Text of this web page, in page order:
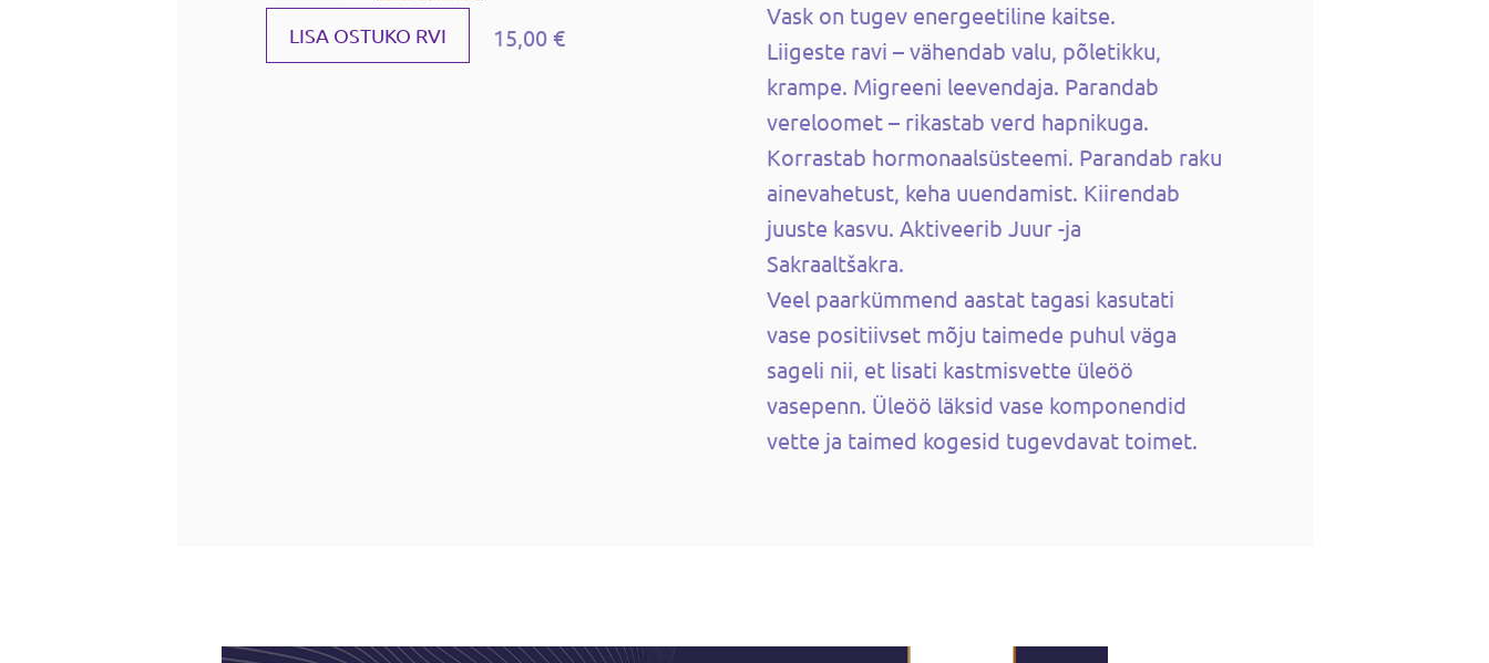
LISA OSTUKO RVI 15,00 €
Vask on tugev energeetiline kaitse.
Liigeste ravi – vähendab valu, põletikku,
krampe. Migreeni leevendaja. Parandab
vereloomet – rikastab verd hapnikuga.
Korrastab hormonaalsüsteemi. Parandab raku
ainevahetust, keha uuendamist. Kiirendab
juuste kasvu. Aktiveerib Juur -ja
Sakraaltšakra.
Veel paarkümmend aastat tagasi kasutati
vase positiivset mõju taimede puhul väga
sageli nii, et lisati kastmisvette üleöö
vasepenn. Üleöö läksid vase komponendid
vette ja taimed kogesid tugevdavat toimet.